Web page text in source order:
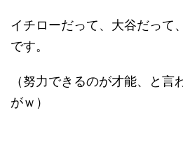
イチローだって、大谷だって
です。
（努力できるのが才能、と言
がｗ）